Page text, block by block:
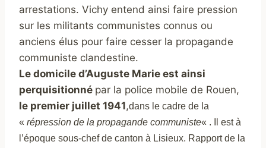
arrestations. Vichy entend ainsi faire pression
sur les militants communistes connus ou
anciens élus pour faire cesser la propagande
communiste clandestine.
Le domicile d’Auguste Marie est ainsi
perquisitionné par la police mobile de Rouen,
le premier juillet 1941,dans le cadre de la
« répression de la propagande communiste« . Il est à
l’époque sous-chef de canton à Lisieux. Rapport de la